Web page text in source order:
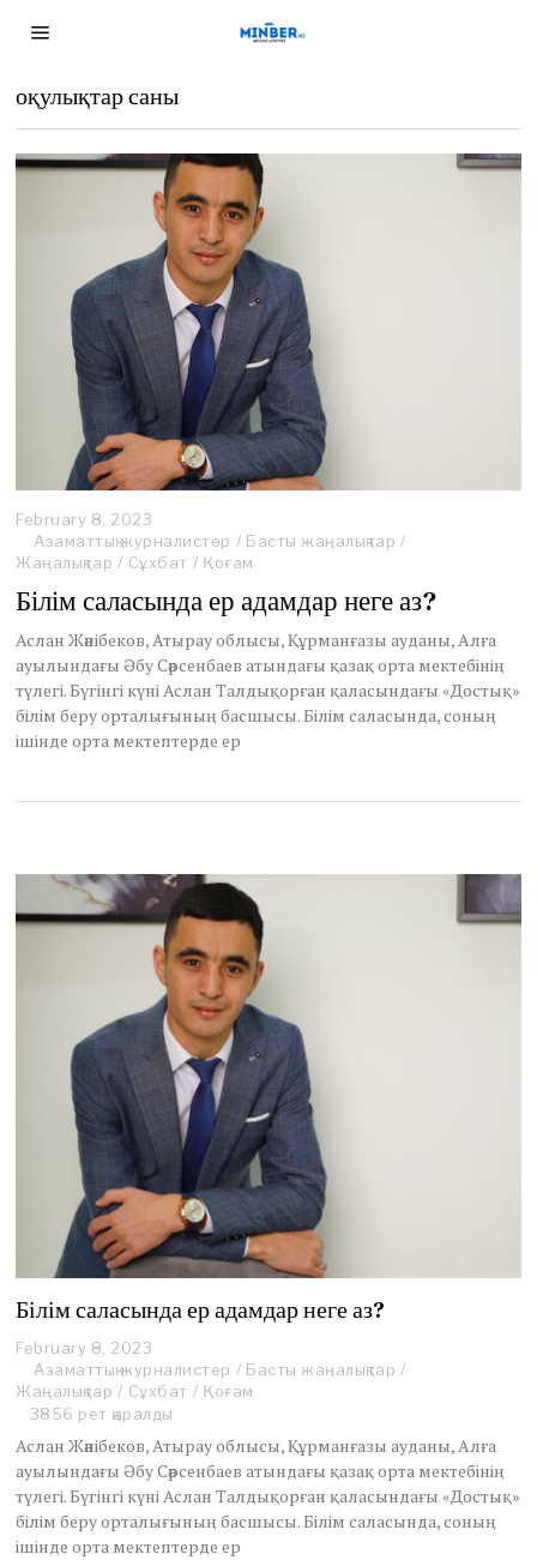
оқулықтар саны
February 8, 2023
e
b
u
r
y
8
,
2
3
Азаматтық журналистер / Басты жаңалықтар /
Жаңалықтар / Сұхбат / Қоғам
Білім саласында ер адамдар неге аз?
Аслан Жәнібеков, Атырау облысы, Құрманғазы ауданы, Алға
ауылындағы Әбу Сәрсенбаев атындағы қазақ орта мектебінің
түлегі. Бүгінгі күні Аслан Талдықорған қаласындағы «Достық»
білім беру орталығының басшысы. Білім саласында, соның
ішінде орта мектептерде ер
Білім саласында ер адамдар неге аз?
February 8, 2023
e
b
r
a
r
y
8
,
Азаматтық журналистер / Басты жаңалықтар /
Жаңалықтар / Сұхбат / Қоғам
3856 рет қаралды
Аслан Жәнібеков, Атырау облысы, Құрманғазы ауданы, Алға
ауылындағы Әбу Сәрсенбаев атындағы қазақ орта мектебінің
түлегі. Бүгінгі күні Аслан Талдықорған қаласындағы «Достық»
білім беру орталығының басшысы. Білім саласында, соның
ішінде орта мектептерде ер